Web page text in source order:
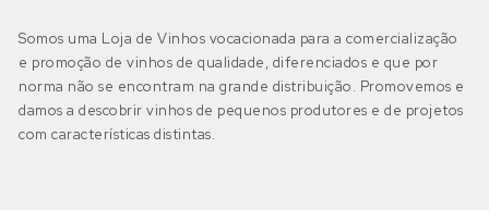
Somos uma Loja de Vinhos vocacionada para a comercialização
e promoção de vinhos de qualidade, diferenciados e que por
norma não se encontram na grande distribuição. Promovemos e
damos a descobrir vinhos de pequenos produtores e de projetos
com características distintas.